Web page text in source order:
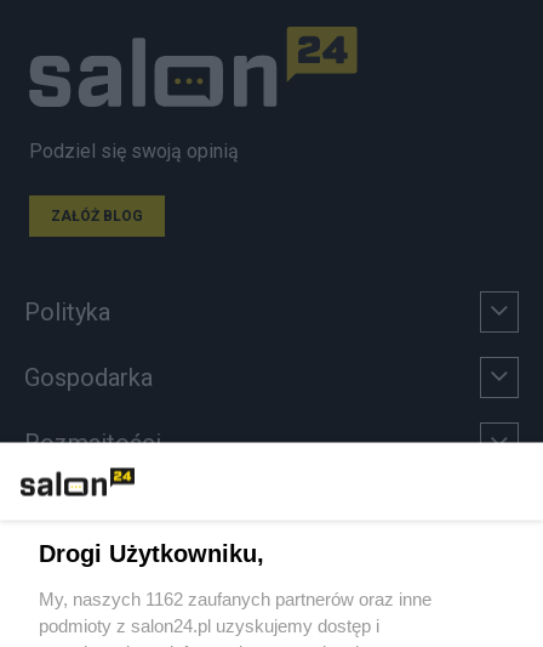
Podziel się swoją opinią
ZAŁÓŻ BLOG
Polityka
Gospodarka
Rozmaitości
Sport
Społeczeństwo
Drogi Użytkowniku,
My, naszych 1162 zaufanych partnerów oraz inne
podmioty z salon24.pl uzyskujemy dostęp i